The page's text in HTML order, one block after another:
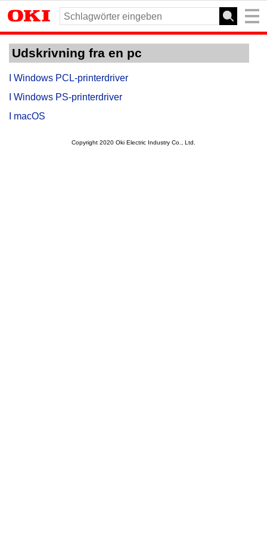
Udskrivning fra en pc
I Windows PCL-printerdriver
I Windows PS-printerdriver
I macOS
Copyright 2020 Oki Electric Industry Co., Ltd.